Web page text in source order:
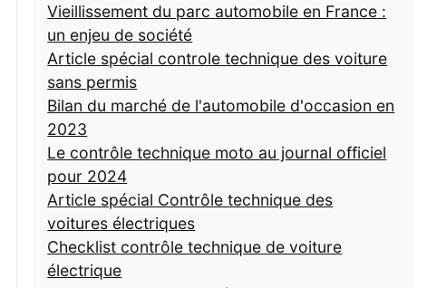
Vieillissement du parc automobile en France :
un enjeu de société
Article spécial controle technique des voiture
sans permis
Bilan du marché de l'automobile d'occasion en
2023
Le contrôle technique moto au journal officiel
pour 2024
Article spécial Contrôle technique des
voitures électriques
Checklist contrôle technique de voiture
électrique